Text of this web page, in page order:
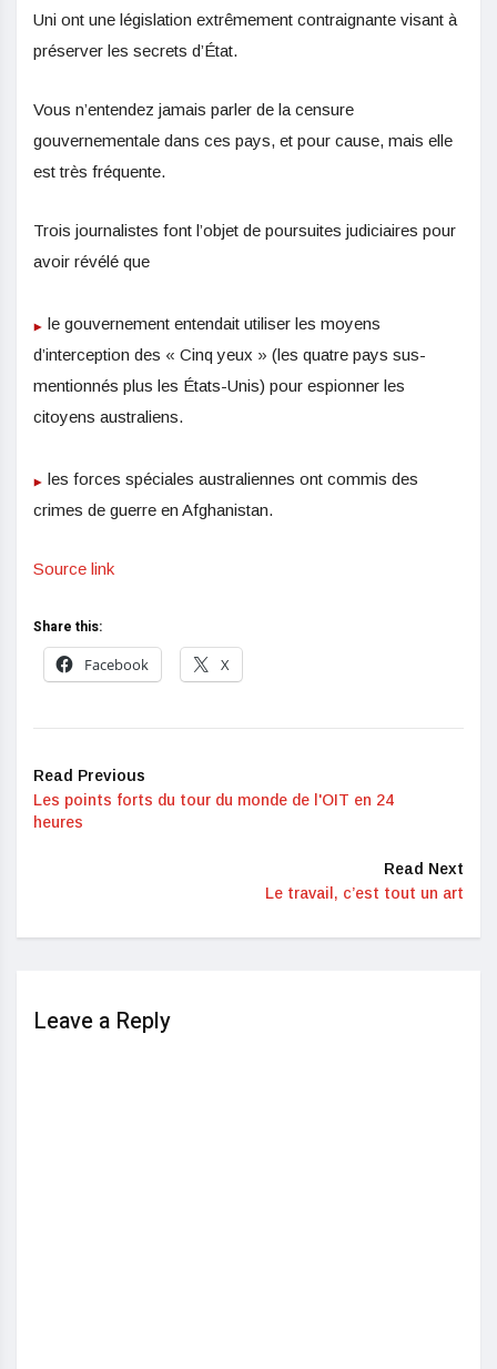
Uni ont une législation extrêmement contraignante visant à
préserver les secrets d’État.
Vous n’entendez jamais parler de la censure
gouvernementale dans ces pays, et pour cause, mais elle
est très fréquente.
Trois journalistes font l’objet de poursuites judiciaires pour
avoir révélé que
le gouvernement entendait utiliser les moyens
d’interception des « Cinq yeux » (les quatre pays sus-
mentionnés plus les États-Unis) pour espionner les
citoyens australiens.
les forces spéciales australiennes ont commis des
crimes de guerre en Afghanistan.
Source link
Share this:
Facebook
X
Read Previous
Les points forts du tour du monde de l'OIT en 24
heures
Read Next
Le travail, c’est tout un art
Leave a Reply